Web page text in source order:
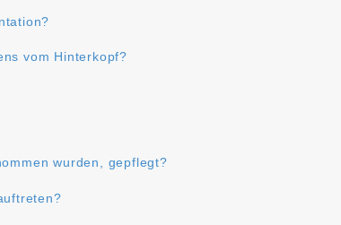
vom Hinterkopf?
wurden, gepflegt?